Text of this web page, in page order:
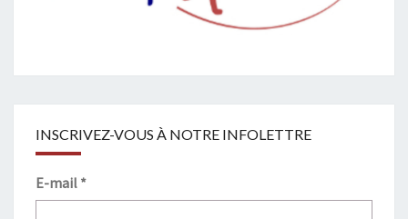
INSCRIVEZ-VOUS À NOTRE INFOLETTRE
E-mail *